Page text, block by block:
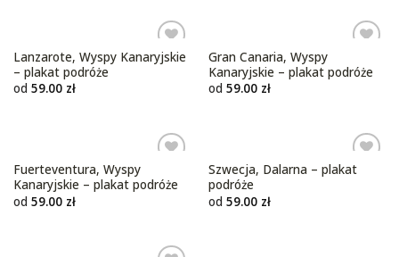
Dodaj do
Lanzarote, Wyspy Kanaryjskie
– plakat podróże
od 59.00 zł
Dodaj do
ulubionych
Gran Canaria, Wyspy
Kanaryjskie – plakat podróże
od 59.00 zł
Dodaj do
ulubionych
Fuerteventura, Wyspy
Kanaryjskie – plakat podróże
od 59.00 zł
Dodaj do
Szwecja, Dalarna – plakat
podróże
od 59.00 zł